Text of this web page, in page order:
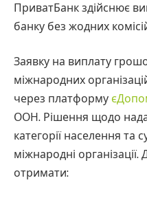
ПриватБанк здійснює
банку без жодних
Заявку на виплату
міжнародних
через платформу
ООН. Рішення щодо
категорії населення
міжнародні
отримати: